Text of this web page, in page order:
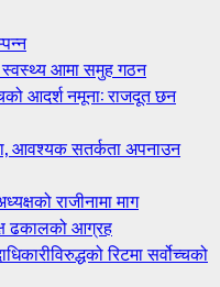
स्वस्थ्य आमा समुह गठन
आदर्श नमूना: राजदूत छन
आवश्यक सतर्कता अपनाउन
राजीनामा माग
ढकालको आग्रह
रिटमा सर्वोच्चको